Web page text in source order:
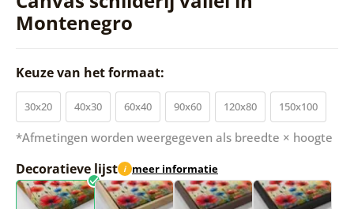
Montenegro
Keuze van het formaat:
30x20 40x30 60x40 90x60 120x80 150x100
*Afmetingen worden weergegeven als breedte × hoogte
Decoratieve lijst i meer informatie